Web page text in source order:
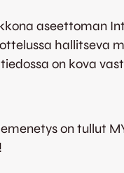
aseettoman
on kova
on tullut